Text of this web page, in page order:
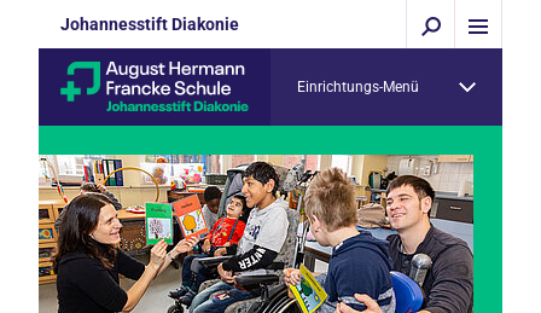
Johannesstift Diakonie
Einrichtungs-Menü